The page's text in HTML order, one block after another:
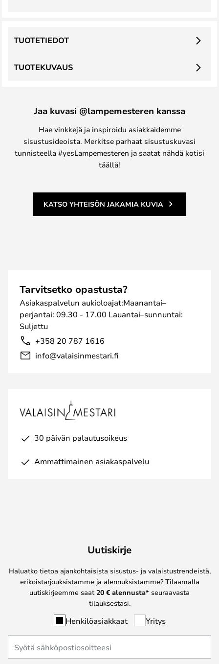
TUOTEKUVAUS
TUOTETIEDOT
Jaa kuvasi @lampemesteren kanssa
Hae vinkkejä ja inspiroidu asiakkaidemme
sisustusideoista. Merkitse parhaat sisustuskuvasi
tunnisteella #yesLampemesteren ja saatat nähdä kotisi
täällä!
KATSO YHTEISÖN JAKAMIA KUVIA
Tarvitsetko opastusta?
Asiakaspalvelun aukioloajat:Maanantai–
perjantai: 09.30 - 17.00 Lauantai–sunnuntai:
Suljettu
+358 20 787 1616
info@valaisinmestari.fi
30 päivän palautusoikeus
Ammattimainen asiakaspalvelu
Uutiskirje
Haluatko tietoa ajankohtaisista sisustus- ja valaistustrendeistä,
erikoistarjouksistamme ja alennuksistamme? Tilaamalla
uutiskirjeemme saat 20 € alennusta* seuraavasta
tilauksestasi.
Henkilöasiakkaat Yritys